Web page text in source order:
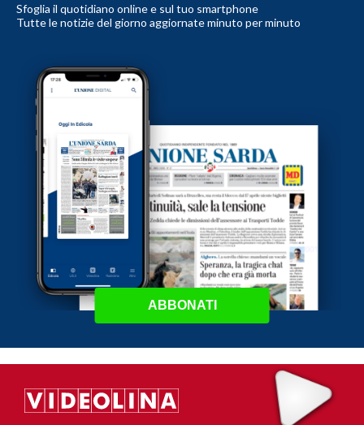
Sfoglia il quotidiano online e sul tuo smartphone
Tutte le notizie del giorno aggiornate minuto per minuto
ABBONATI